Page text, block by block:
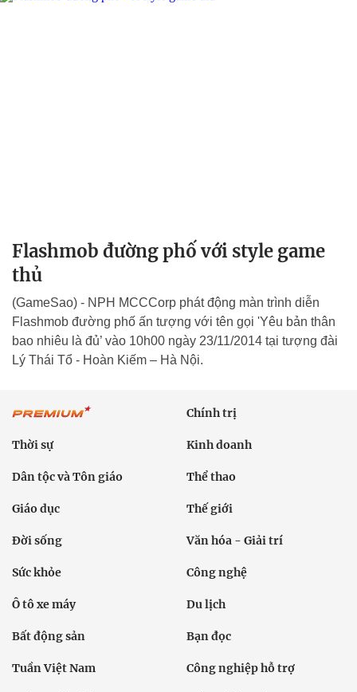
Flashmob đường phố với style game
thủ
(GameSao) - NPH MCCCorp phát động màn trình diễn
Flashmob đường phố ấn tượng với tên gọi 'Yêu bản thân
bao nhiêu là đủ’ vào 10h00 ngày 23/11/2014 tại tượng đài
Lý Thái Tổ - Hoàn Kiếm – Hà Nội.
Chính trị
Thời sự Kinh doanh
Dân tộc và Tôn giáo Thể thao
Giáo dục Thế giới
Đời sống Văn hóa - Giải trí
Sức khỏe Công nghệ
Ô tô xe máy Du lịch
Bất động sản Bạn đọc
Tuần Việt Nam Công nghiệp hỗ trợ